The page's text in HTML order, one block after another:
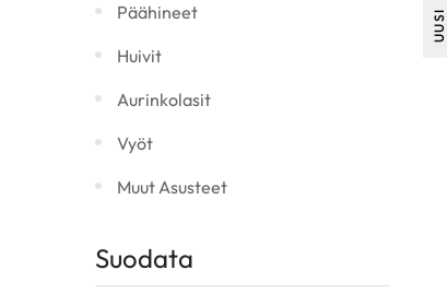
Päähineet
Huivit
Aurinkolasit
Vyöt
Muut Asusteet
Suodata
UUSI